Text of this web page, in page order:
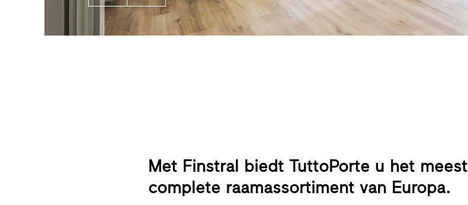
Met Finstral biedt TuttoPorte u het meest
complete raamassortiment van Europa.